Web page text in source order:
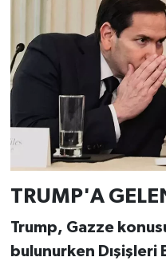
TRUMP'A
Trump, Gazze
bulunurken Dışişleri